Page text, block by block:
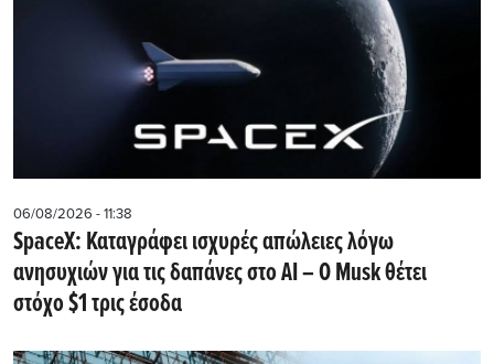
06/08/2026 - 11:38
SpaceX: Καταγράφει ισχυρές απώλειες λόγω
ανησυχιών για τις δαπάνες στο AI – Ο Musk θέτει
στόχο $1 τρις έσοδα